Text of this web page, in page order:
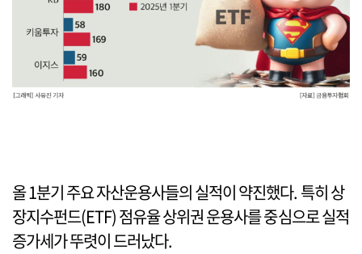
올 1분기 주요 자산운용사들의 실적이 약진했다. 특히 상
장지수펀드(ETF) 점유율 상위권 운용사를 중심으로 실적
증가세가 뚜렷이 드러났다.